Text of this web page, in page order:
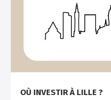
OÙ INVESTIR À LILLE ?